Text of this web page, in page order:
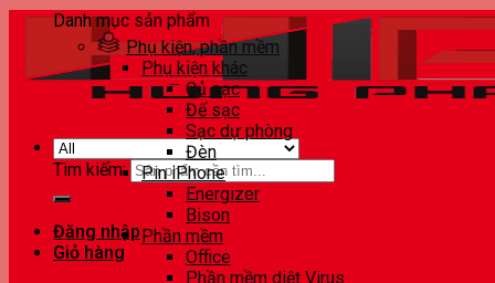
Tìm kiếm:
Đăng nhập
Giỏ hàng
Danh mục sản phẩm
Phụ kiện, phần mềm
Phụ kiện khác
Củ sạc
Đế sạc
Sạc dự phòng
Đèn
Pin iPhone
Energizer
Bison
Phần mềm
Office
Phần mềm diệt Virus